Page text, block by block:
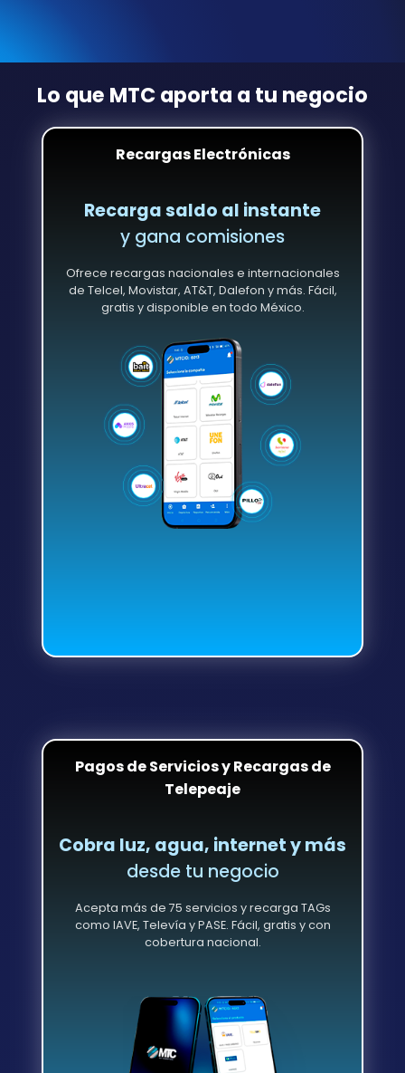
Lo que MTC aporta a tu negocio
Recargas Electrónicas
Recarga saldo al instante
y gana comisiones
Ofrece recargas nacionales e internacionales
de Telcel, Movistar, AT&T, Dalefon y más. Fácil,
gratis y disponible en todo México.
Pagos de Servicios y Recargas de
Telepeaje
Cobra luz, agua, internet y más
desde tu negocio
Acepta más de 75 servicios y recarga TAGs
como IAVE, Televía y PASE. Fácil, gratis y con
cobertura nacional.